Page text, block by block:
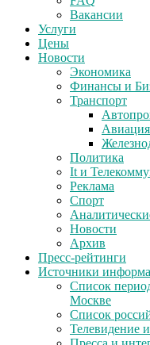
Вакансии
Услуги
Цены
Новости
Экономика
Финансы и
Транспорт
Авиация
Политика
It и
Реклама
Спорт
Новости
Архив
Пресс-рейтинги
Источники
Список
Москве
Список
Телевидение